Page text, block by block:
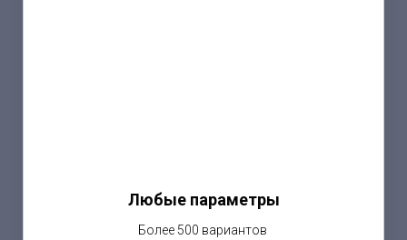
Любые параметры
Более 500 вариантов